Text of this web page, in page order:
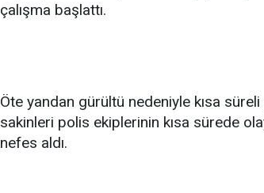
çalışma başlattı.
Öte yandan gürültü nedeniyle kısa
sakinleri polis ekiplerinin kısa sürede
nefes aldı.